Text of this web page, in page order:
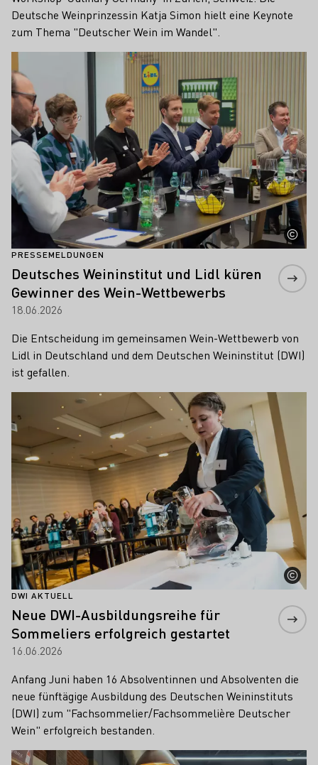
Deutsche Weinprinzessin Katja Simon hielt eine Keynote
zum Thema "Deutscher Wein im Wandel".
PRESSEMELDUNGEN
Deutsches Weininstitut und Lidl küren
Gewinner des Wein-Wettbewerbs
18.06.2026
Die Entscheidung im gemeinsamen Wein-Wettbewerb von
Lidl in Deutschland und dem Deutschen Weininstitut (DWI)
ist gefallen.
Mehr erfahren
DWI AKTUELL
Neue DWI-Ausbildungsreihe für
Sommeliers erfolgreich gestartet
16.06.2026
Anfang Juni haben 16 Absolventinnen und Absolventen die
neue fünftägige Ausbildung des Deutschen Weininstituts
(DWI) zum "Fachsommelier/Fachsommelière Deutscher
Wein" erfolgreich bestanden.
Mehr erfahren
Mehr erfahren